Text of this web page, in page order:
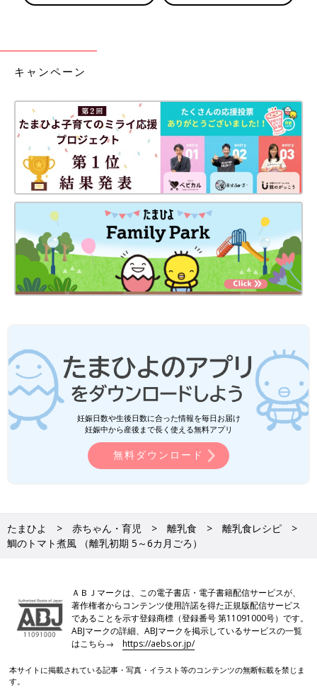
キャンペーン
妊娠日数や生後日数に合った情報を毎日お届け
妊娠中から産後まで長く使える無料アプリ
無料ダウンロード
たまひよ 赤ちゃん・育児 離乳食
離乳食レシピ
鯛のトマト煮風 （離乳初期 5～6カ月ごろ）
ＡＢＪマークは、この電子書店・電子書籍配信サービスが、
著作権者からコンテンツ使用許諾を得た正規版配信サービス
であることを示す登録商標（登録番号 第11091000号）です。
ABJマークの詳細、ABJマークを掲示しているサービスの一覧
はこちら→https://aebs.or.jp/
本サイトに掲載されている記事・写真・イラスト等のコンテンツの無断転載を禁じま
す。